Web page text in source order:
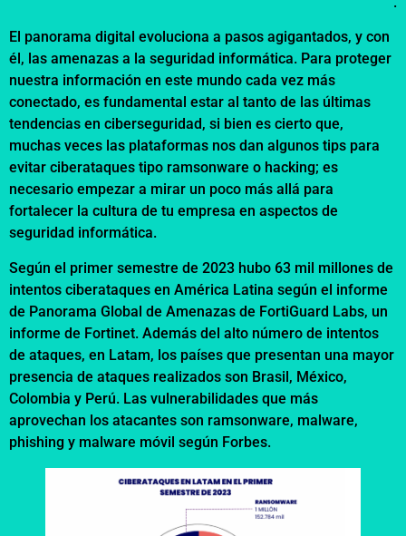
El panorama digital evoluciona a pasos agigantados, y con
él, las amenazas a la seguridad informática. Para proteger
nuestra información en este mundo cada vez más
conectado, es fundamental estar al tanto de las últimas
tendencias en ciberseguridad, si bien es cierto que,
muchas veces las plataformas nos dan algunos tips para
evitar ciberataques tipo ramsonware o hacking; es
necesario empezar a mirar un poco más allá para
fortalecer la cultura de tu empresa en aspectos de
seguridad informática.
Según el primer semestre de 2023 hubo 63 mil millones de
intentos ciberataques en América Latina según el informe
de Panorama Global de Amenazas de FortiGuard Labs, un
informe de Fortinet. Además del alto número de intentos
de ataques, en Latam, los países que presentan una mayor
presencia de ataques realizados son Brasil, México,
Colombia y Perú. Las vulnerabilidades que más
aprovechan los atacantes son ramsonware, malware,
phishing y malware móvil según Forbes.